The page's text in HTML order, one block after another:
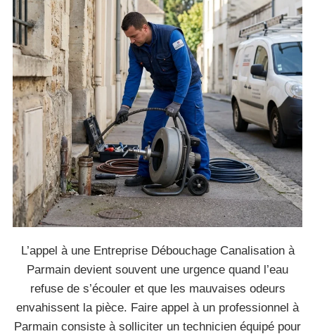
L’appel à une Entreprise Débouchage Canalisation à
Parmain devient souvent une urgence quand l’eau
refuse de s’écouler et que les mauvaises odeurs
envahissent la pièce. Faire appel à un professionnel à
Parmain consiste à solliciter un technicien équipé pour